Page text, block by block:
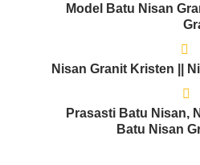
Model Batu Nisan
Nisan Granit Kristen ||
Prasasti Batu Nisan,
Batu Nisan